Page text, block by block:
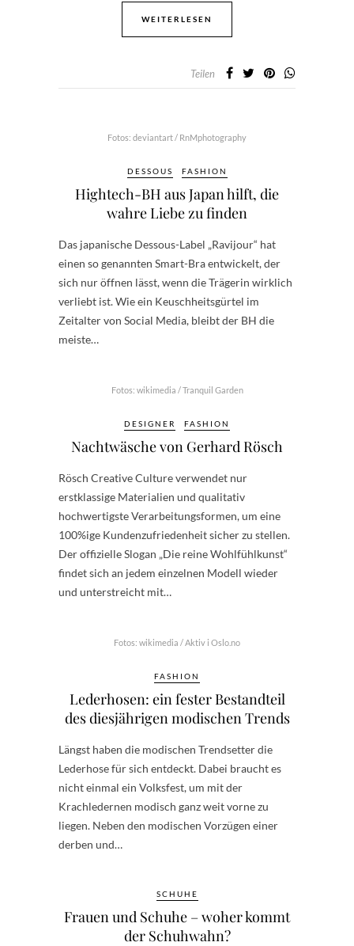
WEITERLESEN
Teilen
Fotos: deviantart / RnMphotography
DESSOUS FASHION
Hightech-BH aus Japan hilft, die
wahre Liebe zu finden
Das japanische Dessous-Label „Ravijour“ hat
einen so genannten Smart-Bra entwickelt, der
sich nur öffnen lässt, wenn die Trägerin wirklich
verliebt ist. Wie ein Keuschheitsgürtel im
Zeitalter von Social Media, bleibt der BH die
meiste…
Fotos: wikimedia / Tranquil Garden
DESIGNER FASHION
Nachtwäsche von Gerhard Rösch
Rösch Creative Culture verwendet nur
erstklassige Materialien und qualitativ
hochwertigste Verarbeitungsformen, um eine
100%ige Kundenzufriedenheit sicher zu stellen.
Der offizielle Slogan „Die reine Wohlfühlkunst“
findet sich an jedem einzelnen Modell wieder
und unterstreicht mit…
Fotos: wikimedia / Aktiv i Oslo.no
FASHION
Lederhosen: ein fester Bestandteil
des diesjährigen modischen Trends
Längst haben die modischen Trendsetter die
Lederhose für sich entdeckt. Dabei braucht es
nicht einmal ein Volksfest, um mit der
Krachledernen modisch ganz weit vorne zu
liegen. Neben den modischen Vorzügen einer
derben und…
SCHUHE
Frauen und Schuhe – woher kommt
der Schuhwahn?